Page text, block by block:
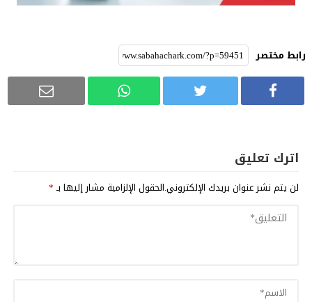
رابط مختصر
اترك تعليق
لن يتم نشر عنوان بريدك الإلكتروني.الحقول الإلزامية مشار إليها بـ*